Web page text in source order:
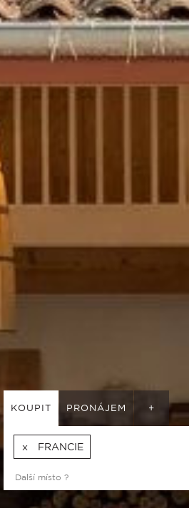
KOUPIT PRONÁJEM +
FRANCIE